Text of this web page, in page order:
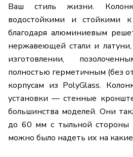
Ваш стиль жизни.
водостойкими и стойкими
благодаря алюминиевым
нержавеющей стали и
изготовлении,
полностью герметичным (без
корпусам из PolyGlass.
установки — стенные
большинства моделей. Они
до 60 мм с тыльной стороны
можно было надеть их на